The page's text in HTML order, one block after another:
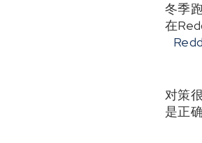
冬季
在
对策
是正